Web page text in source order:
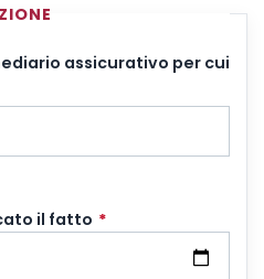
assicurativo per cui
il fatto *